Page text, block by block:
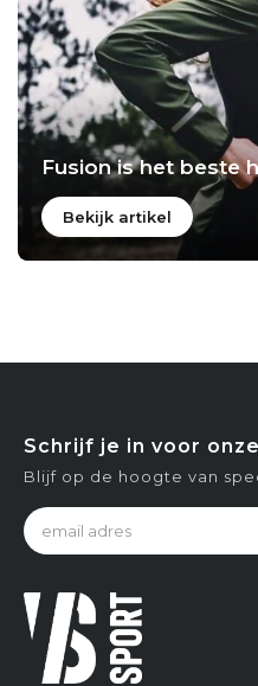
Fusion is het beste
Bekijk artikel
Schrijf je in voor
Blijf op de hoogte van